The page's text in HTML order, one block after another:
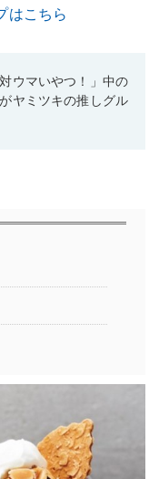
はこちら
ウマいやつ！」中の
ヤミツキの推しグル